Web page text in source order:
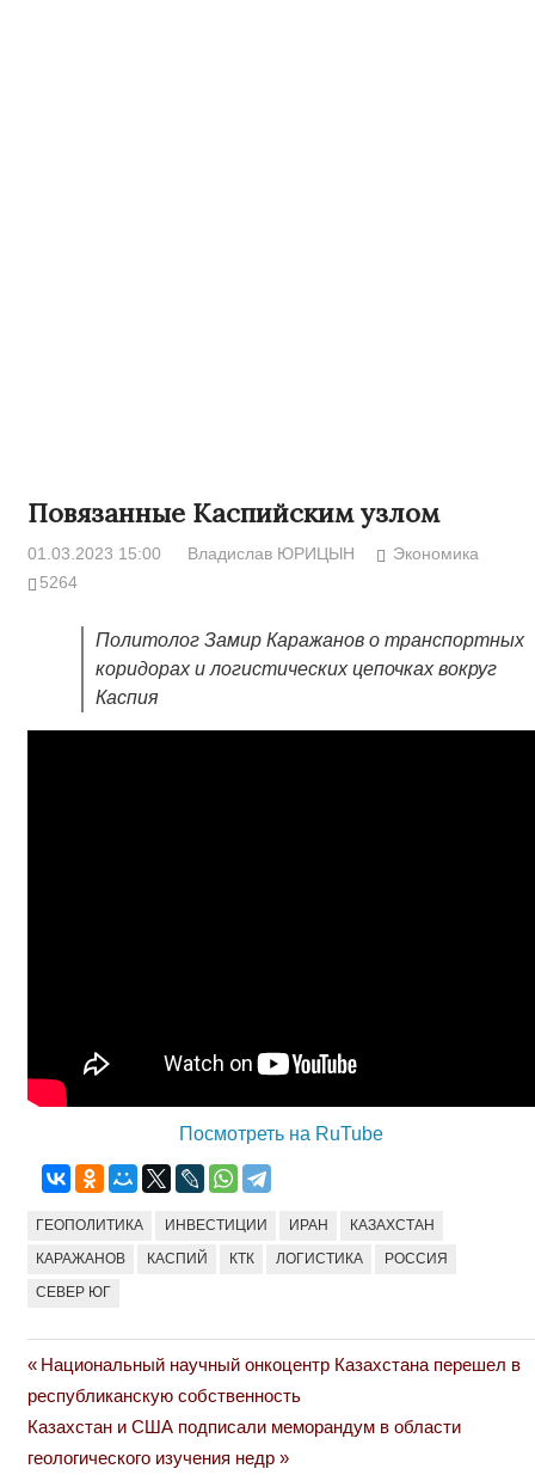
Повязанные Каспийским узлом
01.03.2023 15:00 Владислав ЮРИЦЫН
Экономика
5264
Политолог Замир Каражанов о транспортных
коридорах и логистических цепочках вокруг
Каспия
Посмотреть на RuTube
ГЕОПОЛИТИКА ИНВЕСТИЦИИ ИРАН КАЗАХСТАН
КАРАЖАНОВ КАСПИЙ КТК ЛОГИСТИКА РОССИЯ
СЕВЕР ЮГ
Навигация
по
записям
Previous
Post:
Национальный научный онкоцентр Казахстана перешел в
республиканскую собственность
Next
Post:
Казахстан и США подписали меморандум в области
геологического изучения недр